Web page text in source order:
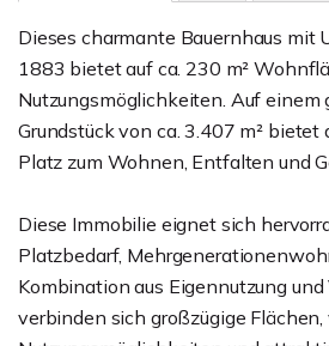
Dieses charmante Bauernhaus mit
1883 bietet auf ca. 230 m²
Nutzungsmöglichkeiten. Auf einem
Grundstück von ca. 3.407 m² bietet
Platz zum Wohnen, Entfalten und
Diese Immobilie eignet sich
Platzbedarf,
Kombination aus Eigennutzung und
verbinden sich großzügige